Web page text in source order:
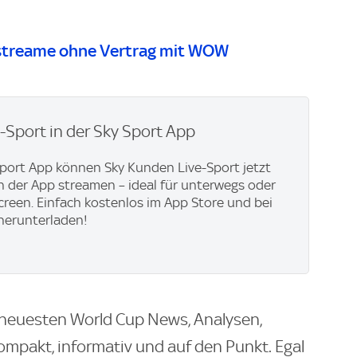
ohne Vertrag mit WOW
Sport in der Sky Sport App
App können Sky Kunden Live-Sport jetzt
der App streamen – ideal für unterwegs oder
Einfach kostenlos im App Store und bei
World Cup News, Analysen,
informativ und auf den Punkt. Egal